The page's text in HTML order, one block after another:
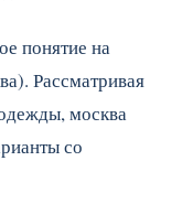
понятие на
Рассматривая
москва
со